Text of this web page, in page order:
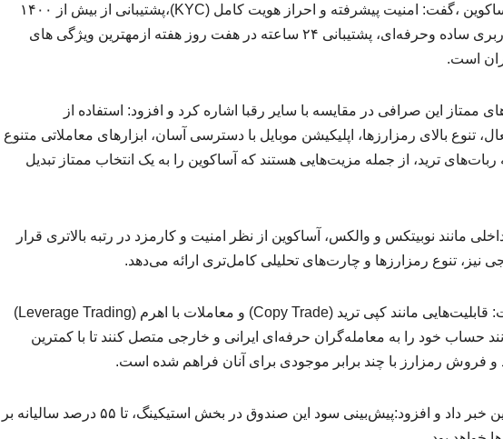
وی ضمن برشمردن مهمترین مزایای کلیدی آساکوین ،گفت: امنیت پیشرفته و احراز هویت کامل (KYC)،پشتیبانی از بیش از ۱۴۰۰
نوع رمزارز متنوع،کارمزدهای رقابتی،رابط کاربری ساده وحرفه‌ای، پشتیبانی ۲۴ ساعته در هفت روز هفته ازمهترین ویژگی های
است.
ممتاز این صرافی در مقایسه با سایر رقبا اشاره کرد و افزود: استفاده از
تنوع بالای رمزارزها، اپلیکیشن موبایل با دسترسی آسان، ابزارهای معاملاتی متنوع
ترید، از جمله مزیت‌هایی هستند که آساکوین را به یک انتخاب ممتاز تبدیل
مانند نوبیتکس و والکس، آساکوین از نظر امنیت و کارمزد در رتبه بالاتری قرار
تنوع رمزارزها و چارت‌های تحلیلی کامل‌تری ارائه می‌دهد.
امیری با اشاره به ویژگی‌های پلتفرم جدید گفت: قابلیت‌هایی مانند کپی ترید (Copy Trade) و معاملات با اهرم (Leverage Trading)
حساب خود را به معامله‌گران حرفه‌ای ایرانی و خارجی متصل کنند تا با کمترین
فروش رمزارز با چند برابر موجودی برای آنان فراهم شده است.
وی از راه‌اندازی صندوق سرمایه‌گذاری آساکوین خبر داد و افزود:پیش‌بینی سود این صندوق در بخش استیکینگ، تا ۵۵ درصد سالیانه بر